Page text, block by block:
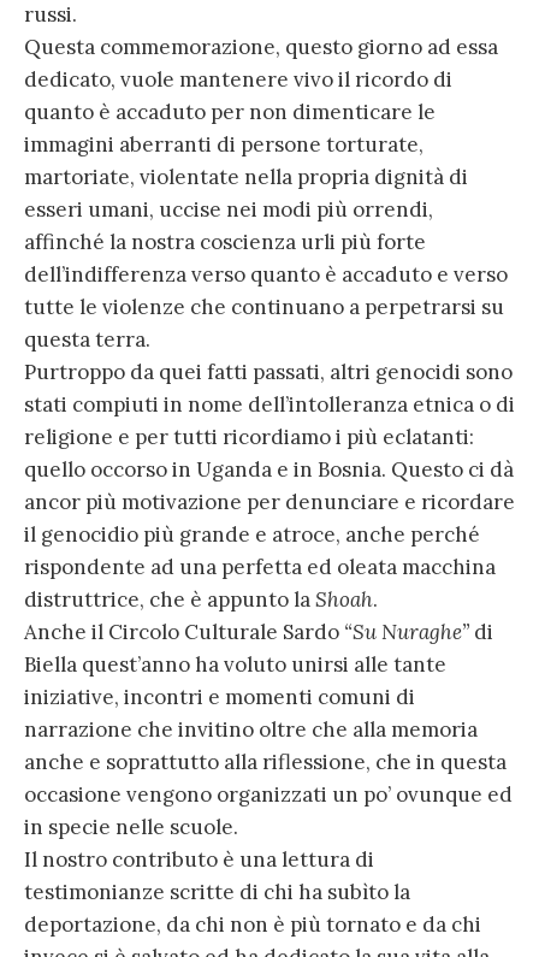
russi.
Questa commemorazione, questo giorno ad essa
dedicato, vuole mantenere vivo il ricordo di
quanto è accaduto per non dimenticare le
immagini aberranti di persone torturate,
martoriate, violentate nella propria dignità di
esseri umani, uccise nei modi più orrendi,
affinché la nostra coscienza urli più forte
dell’indifferenza verso quanto è accaduto e verso
tutte le violenze che continuano a perpetrarsi su
questa terra.
Purtroppo da quei fatti passati, altri genocidi sono
stati compiuti in nome dell’intolleranza etnica o di
religione e per tutti ricordiamo i più eclatanti:
quello occorso in Uganda e in Bosnia. Questo ci dà
ancor più motivazione per denunciare e ricordare
il genocidio più grande e atroce, anche perché
rispondente ad una perfetta ed oleata macchina
distruttrice, che è appunto laShoah.
Anche il Circolo Culturale Sardo “Su Nuraghe” di
Biella quest’anno ha voluto unirsi alle tante
iniziative, incontri e momenti comuni di
narrazione che invitino oltre che alla memoria
anche e soprattutto alla riflessione, che in questa
occasione vengono organizzati un po’ ovunque ed
in specie nelle scuole.
Il nostro contributo è una lettura di
testimonianze scritte di chi ha subìto la
deportazione, da chi non è più tornato e da chi